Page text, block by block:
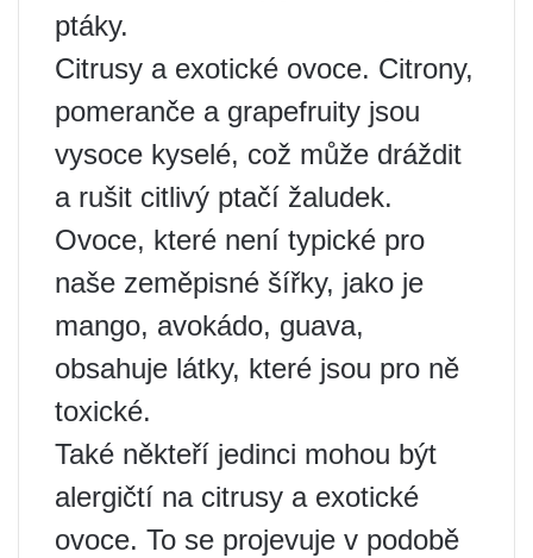
ptáky.
Citrusy a exotické ovoce. Citrony,
pomeranče a grapefruity jsou
vysoce kyselé, což může dráždit
a rušit citlivý ptačí žaludek.
Ovoce, které není typické pro
naše zeměpisné šířky, jako je
mango, avokádo, guava,
obsahuje látky, které jsou pro ně
toxické.
Také někteří jedinci mohou být
alergičtí na citrusy a exotické
ovoce. To se projevuje v podobě